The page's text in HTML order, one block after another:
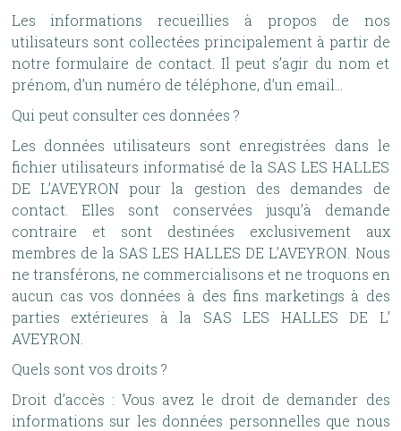
Les informations recueillies à propos de nos
utilisateurs sont collectées principalement à partir de
notre formulaire de contact. Il peut s’agir du nom et
prénom, d’un numéro de téléphone, d’un email…
Qui peut consulter ces données ?
Les données utilisateurs sont enregistrées dans le
fichier utilisateurs informatisé de la SAS LES HALLES
DE L’AVEYRON pour la gestion des demandes de
contact. Elles sont conservées jusqu’à demande
contraire et sont destinées exclusivement aux
membres de la SAS LES HALLES DE L’AVEYRON. Nous
ne transférons, ne commercialisons et ne troquons en
aucun cas vos données à des fins marketings à des
parties extérieures à la SAS LES HALLES DE L’
AVEYRON.
Quels sont vos droits ?
Droit d’accès : Vous avez le droit de demander des
informations sur les données personnelles que nous